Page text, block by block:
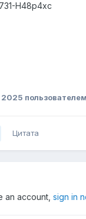
H48p4xc
2025
Цитата
an account, sign in